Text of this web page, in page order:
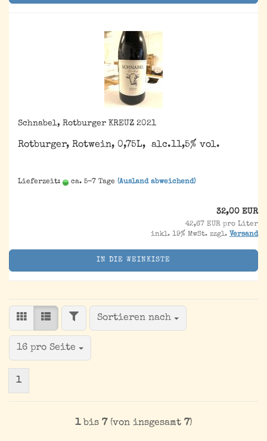
Schnabel, Rotburger KREUZ 2021
Rotburger, Rotwein, 0,75L, alc.11,5% vol.
Lieferzeit: ca. 5-7 Tage (Ausland abweichend)
32,00 EUR
42,67 EUR pro Liter
inkl. 19% MwSt. zzgl. Versand
IN DIE WEINKISTE
FILTERSortieren nach
Sortieren nach
16 pro Seite
pro Seite
1
1bis 7(von insgesamt 7)